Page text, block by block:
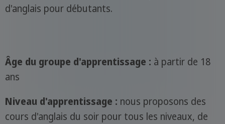
d'anglais pour débutants.
Âge du groupe d'apprentissage : à partir de 18
ans
Niveau d'apprentissage : nous proposons des
cours d'anglais du soir pour tous les niveaux, de